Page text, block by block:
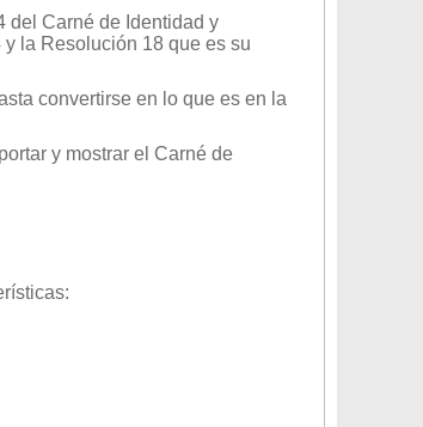
del Carné de Identidad y
la Resolución 18 que es su
convertirse en lo que es en la
y mostrar el Carné de